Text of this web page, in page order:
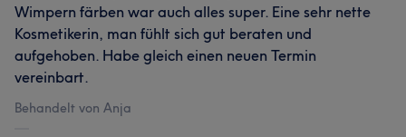
Wimpern färben war auch alles super. Eine sehr nette
Kosmetikerin, man fühlt sich gut beraten und
aufgehoben. Habe gleich einen neuen Termin
vereinbart.
Behandelt von Anja